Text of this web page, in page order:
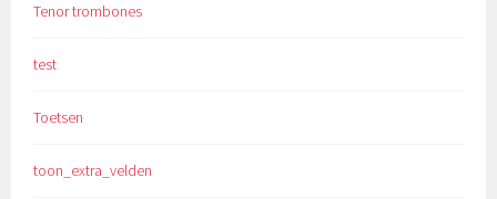
Tenor trombones
test
Toetsen
toon_extra_velden